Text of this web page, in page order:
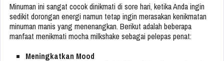
Minuman ini sangat cocok dinikmati di sore hari, ketika Anda ingin
sedikit dorongan energi namun tetap ingin merasakan kenikmatan
minuman manis yang menenangkan. Berikut adalah beberapa
manfaat menikmati mocha milkshake sebagai pelepas penat:
Meningkatkan Mood